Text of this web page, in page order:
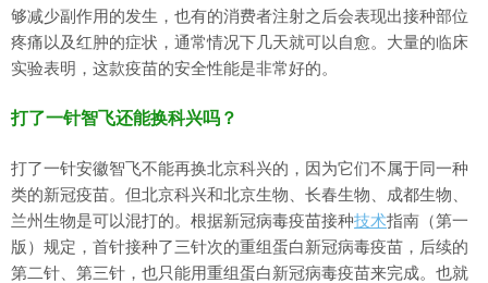
够减少副作用的发生，也有的消费者注射之后会表现出接种部位
疼痛以及红肿的症状，通常情况下几天就可以自愈。大量的临床
实验表明，这款疫苗的安全性能是非常好的。
打了一针智飞还能换科兴吗？
打了一针安徽智飞不能再换北京科兴的，因为它们不属于同一种
类的新冠疫苗。但北京科兴和北京生物、长春生物、成都生物、
兰州生物是可以混打的。根据新冠病毒疫苗接种技术指南（第一
版）规定，首针接种了三针次的重组蛋白新冠病毒疫苗，后续的
第二针、第三针，也只能用重组蛋白新冠病毒疫苗来完成。也就